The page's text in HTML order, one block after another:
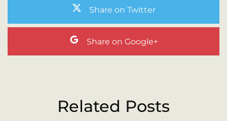
Share on Twitter
Share on Google+
Related Posts